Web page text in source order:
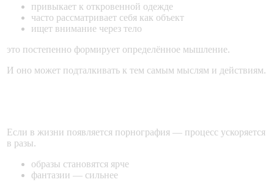
привыкает к откровенной одежде
часто рассматривает себя как объект
ищет внимание через тело
это постепенно формирует определённое мышление.
И оно может подталкивать к тем самым мыслям и действиям.
Если в жизни появляется порнография — процесс ускоряется
в разы.
образы становятся ярче
фантазии — сильнее